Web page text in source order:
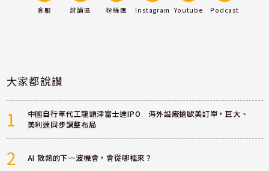
客服 討論區 粉絲團 Instagram Youtube Podcast
大家都說讚
1
中國自行車代工龍頭津富士達IPO 海外設廠搶歐美訂單，巨大、
美利達同步調整布局
2 AI 散熱的下一波機會，會從哪裡來？